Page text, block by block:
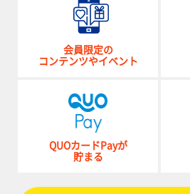
会員限定の
コンテンツやイベント
QUOカードPayが
貯まる